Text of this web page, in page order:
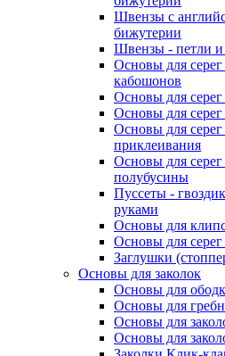
Швензы с
бижутерии
Швензы - петли и
Основы для серег
кабошонов
Основы для серег
Основы для
Основы для
приклеивания
Основы для
полубусины
Пуссеты -
руками
Основы для
Основы для серег
Заглушки
Основы для заколок
Основы для
Основы для
Основы для
Основы для